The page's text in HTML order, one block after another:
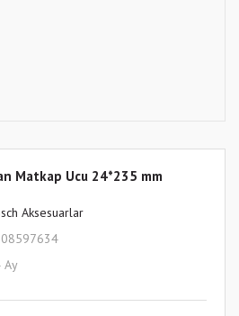
Matkap Ucu 24*235 mm
Aksesuarlar
Ay